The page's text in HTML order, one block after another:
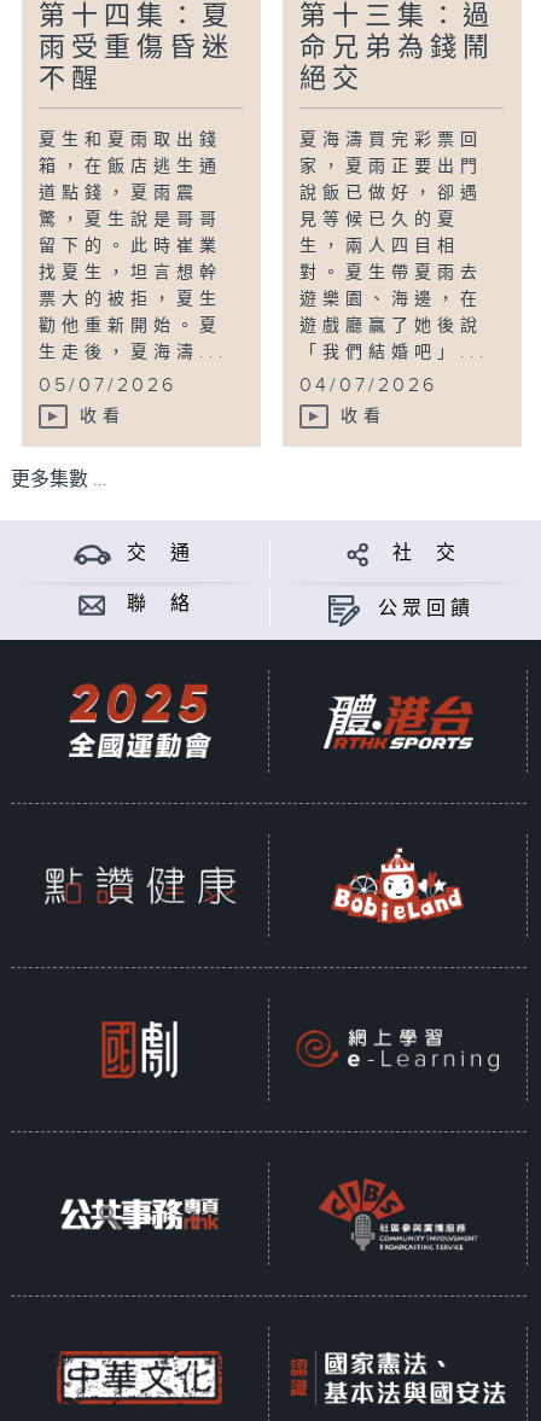
第十四集：夏
雨受重傷昏迷
不醒
夏生和夏雨取出錢
箱，在飯店逃生通
道點錢，夏雨震
驚，夏生說是哥哥
留下的。此時崔業
找夏生，坦言想幹
票大的被拒，夏生
勸他重新開始。夏
生走後，夏海濤...
05/07/2026
收看
第十三集：過
命兄弟為錢鬧
絕交
夏海濤買完彩票回
家，夏雨正要出門
說飯已做好，卻遇
見等候已久的夏
生，兩人四目相
對。夏生帶夏雨去
遊樂園、海邊，在
遊戲廳贏了她後說
「我們結婚吧」...
04/07/2026
收看
更多集數 ...
交 通 社 交
聯 絡 公眾回饋